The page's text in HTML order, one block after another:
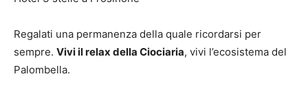
Regalati una permanenza della quale ricordarsi per
sempre. Vivi il relax della Ciociaria, vivi l’ecosistema del
Palombella.